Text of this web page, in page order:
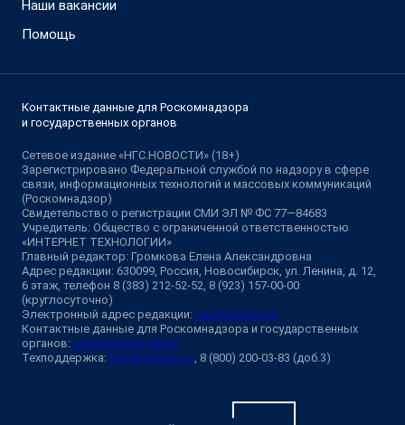
Наши вакансии
Помощь
Контактные данные для Роскомнадзора
и государственных органов
Сетевое издание «НГС.НОВОСТИ» (18+)
Зарегистрировано Федеральной службой по надзору в сфере
связи, информационных технологий и массовых коммуникаций
(Роскомнадзор)
Свидетельство о регистрации СМИ ЭЛ № ФС 77—84683
Учредитель: Общество с ограниченной ответственностью
«ИНТЕРНЕТ ТЕХНОЛОГИИ»
Главный редактор: Громкова Елена Александровна
Адрес редакции: 630099, Россия, Новосибирск, ул. Ленина, д. 12,
6 этаж, телефон 8 (383) 212-52-52, 8 (923) 157-00-00
(круглосуточно)
Электронный адрес редакции: ngs@shkulev.ru
Контактные данные для Роскомнадзора и государственных
органов: juristnsk@shkulev.ru
Техподдержка: help@shkulev.ru, 8 (800) 200-03-83 (доб.3)